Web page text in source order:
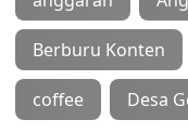
Berburu Konten
coffee Desa